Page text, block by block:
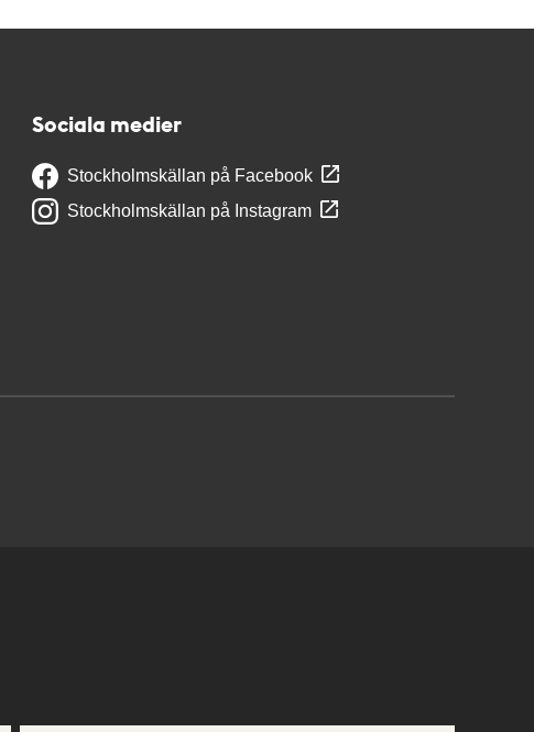
Sociala medier
Stockholmskällan på Facebook
Stockholmskällan på Instagram